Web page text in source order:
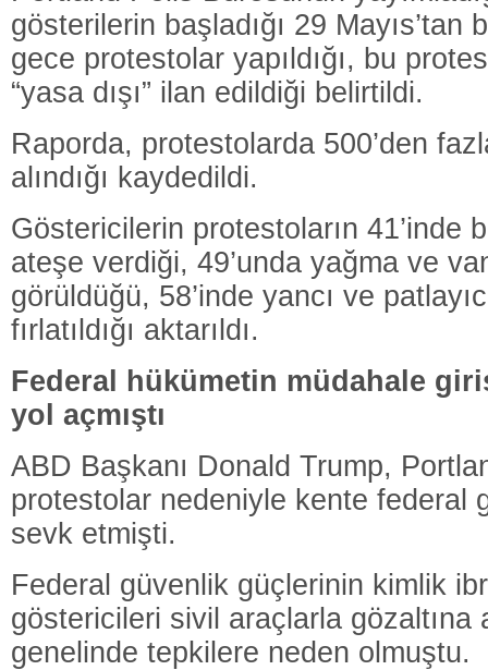
gösterilerin başladığı 29 Mayıs’tan
gece protestolar yapıldığı, bu
“yasa dışı” ilan edildiği belirtildi.
Raporda, protestolarda 500’den
alındığı kaydedildi.
Göstericilerin protestoların 41’inde
ateşe verdiği, 49’unda yağma ve
görüldüğü, 58’inde yancı ve
fırlatıldığı aktarıldı.
Federal hükümetin müdahale
yol açmıştı
ABD Başkanı Donald Trump,
protestolar nedeniyle kente federal
sevk etmişti.
Federal güvenlik güçlerinin kimlik
göstericileri sivil araçlarla gözaltına
genelinde tepkilere neden olmuştu.